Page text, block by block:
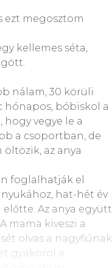
pont az
bőgj”… A gyerekek
Ginott így írja:
azzal, aki
a
odafordulással,
pl látom
hogy tudjamit
volna úgy
szó. A testvérek az
egyik legfontosabb
de
a legfontosabb a
ezt megosztom
kellemes séta,
nálam, 30 körüli
hónapos, bóbiskol a
vegye le a
a csoportban, de
az anya
foglalhatják el
hat-hét év
Az anya együtt
mama kiveszi a
olvas a nagyfiúnak.
gyakorol a